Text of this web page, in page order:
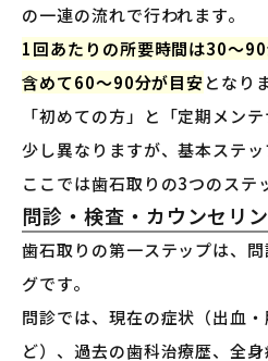
の一連の流れで行われます。
1回あたりの所要時間は30〜
含めて60〜90分が目安となり
「初めての方」と「定期メン
少し異なりますが、基本ステッ
ここでは歯石取りの3つのステ
問診・検査・カウンセリ
歯石取りの第一ステップは、
グです。
問診では、現在の症状（出血
ど）、過去の歯科治療歴、全